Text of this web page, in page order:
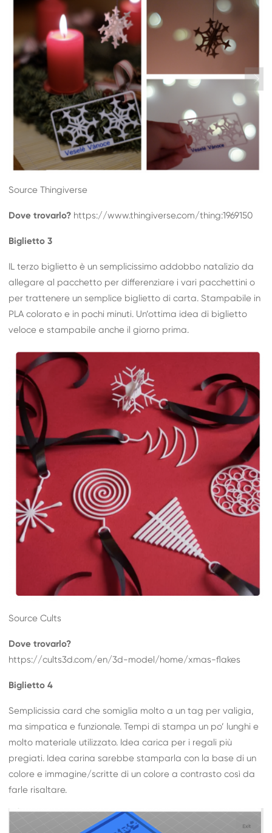
Source Thingiverse
Dove trovarlo? https://www.thingiverse.com/thing:1969150
Biglietto 3
IL terzo biglietto è un semplicissimo addobbo natalizio da
allegare al pacchetto per differenziare i vari pacchettini o
per trattenere un semplice biglietto di carta. Stampabile in
PLA colorato e in pochi minuti. Un’ottima idea di biglietto
veloce e stampabile anche il giorno prima.
Source Cults
Dove trovarlo?
https://cults3d.com/en/3d-model/home/xmas-flakes
Biglietto 4
Semplicissia card che somiglia molto a un tag per valigia,
ma simpatica e funzionale. Tempi di stampa un po’ lunghi e
molto materiale utilizzato. Idea carica per i regali più
pregiati. Idea carina sarebbe stamparla con la base di un
colore e immagine/scritte di un colore a contrasto così da
farle risaltare.